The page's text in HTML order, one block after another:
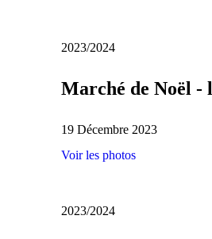
2023/2024
Marché de Noël -
19 Décembre 2023
Voir les photos
2023/2024